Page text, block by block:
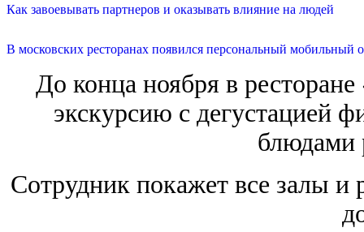
Как завоевывать партнеров и оказывать влияние на людей
В московских ресторанах появился персональный мобильный
До конца ноября в
экскурсию с дегустацией
блюдами
Сотрудник покажет все залы и